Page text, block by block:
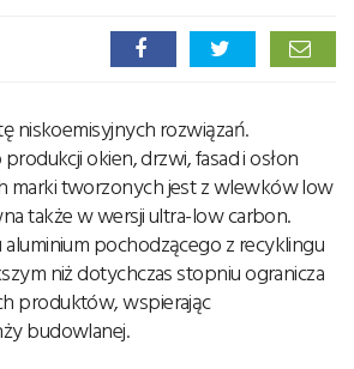
niskoemisyjnych rozwiązań.
okien, drzwi, fasad i osłon
marki tworzonych jest z wlewków low
także w wersji ultra-low carbon.
pochodzącego z recyklingu
niż dotychczas stopniu ogranicza
produktów, wspierając
budowlanej.